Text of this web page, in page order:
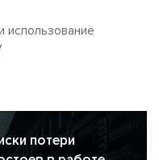
использование
потери